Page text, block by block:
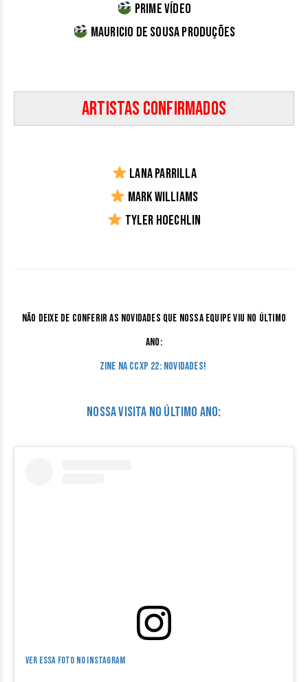
Prime Vídeo
Mauricio de Sousa Produções
Artistas Confirmados
Lana Parrilla
Mark Williams
Tyler Hoechlin
Não deixe de conferir as novidades que nossa equipe viu no último
ano:
Zine na CCXP 22: Novidades!
Nossa visita no último ano:
Ver essa foto no Instagram